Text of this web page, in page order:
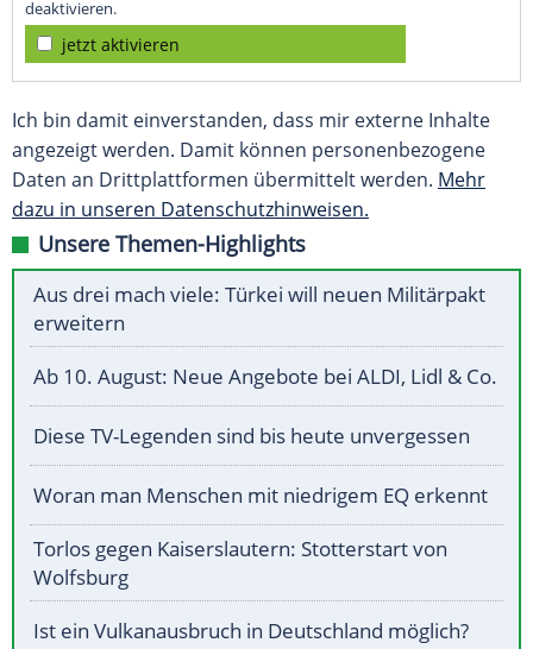
deaktivieren.
jetzt aktivieren
Ich bin damit einverstanden, dass mir externe Inhalte
angezeigt werden. Damit können personenbezogene
Daten an Drittplattformen übermittelt werden. Mehr
dazu in unseren Datenschutzhinweisen.
Unsere Themen-Highlights
Aus drei mach viele: Türkei will neuen Militärpakt
erweitern
Ab 10. August: Neue Angebote bei ALDI, Lidl & Co.
Diese TV-Legenden sind bis heute unvergessen
Woran man Menschen mit niedrigem EQ erkennt
Torlos gegen Kaiserslautern: Stotterstart von
Wolfsburg
Ist ein Vulkanausbruch in Deutschland möglich?